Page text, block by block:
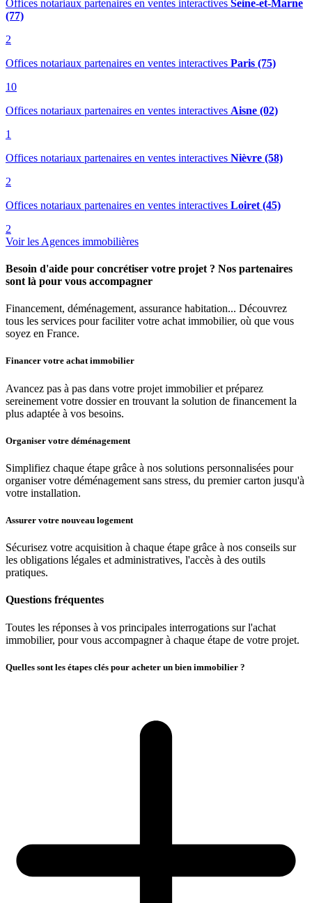
Offices notariaux partenaires en ventes interactives Seine-et-Marne
(77)
2
Offices notariaux partenaires en ventes interactives Paris (75)
10
Offices notariaux partenaires en ventes interactives Aisne (02)
1
Offices notariaux partenaires en ventes interactives Nièvre (58)
2
Offices notariaux partenaires en ventes interactives Loiret (45)
2
Voir les Agences immobilières
Besoin d'aide pour concrétiser votre projet ? Nos partenaires
sont là pour vous accompagner
Financement, déménagement, assurance habitation... Découvrez
tous les services pour faciliter votre achat immobilier, où que vous
soyez en France.
Financer votre achat immobilier
Avancez pas à pas dans votre projet immobilier et préparez
sereinement votre dossier en trouvant la solution de financement la
plus adaptée à vos besoins.
Organiser votre déménagement
Simplifiez chaque étape grâce à nos solutions personnalisées pour
organiser votre déménagement sans stress, du premier carton jusqu'à
votre installation.
Assurer votre nouveau logement
Sécurisez votre acquisition à chaque étape grâce à nos conseils sur
les obligations légales et administratives, l'accès à des outils
pratiques.
Questions fréquentes
Toutes les réponses à vos principales interrogations sur l'achat
immobilier, pour vous accompagner à chaque étape de votre projet.
Quelles sont les étapes clés pour acheter un bien immobilier ?